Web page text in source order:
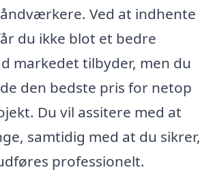
Ved at indhente
du ikke blot et bedre
markedet tilbyder, men du
den bedste pris for netop
Du vil assitere med at
samtidig med at du sikrer,
professionelt.